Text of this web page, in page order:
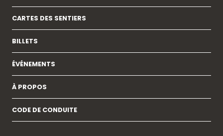
CARTES DES SENTIERS
BILLETS
ÉVÉNEMENTS
À PROPOS
CODE DE CONDUITE